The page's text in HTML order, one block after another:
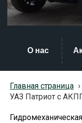
О нас
Главная страница ›
УАЗ Патриот с